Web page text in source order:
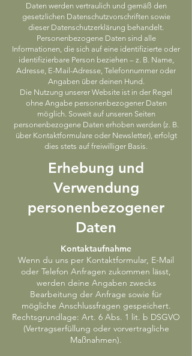
Daten werden vertraulich und gemäß den
gesetzlichen Datenschutzvorschriften sowie
dieser Datenschutzerklärung behandelt.
Personenbezogene Daten sind alle
Informationen, die sich auf eine identifizierte oder
identifizierbare Person beziehen – z. B. Name,
Adresse, E-Mail-Adresse, Telefonnummer oder
Angaben über deinen Hund.
Die Nutzung unserer Website ist in der Regel
ohne Angabe personenbezogener Daten
möglich. Soweit auf unseren Seiten
personenbezogene Daten erhoben werden (z. B.
über Kontaktformulare oder Newsletter), erfolgt
dies stets auf freiwilliger Basis.
Erhebung und
Verwendung
personenbezogener
Daten
Kontaktaufnahme
Wenn du uns per Kontaktformular, E-Mail
oder Telefon Anfragen zukommen lässt,
werden deine Angaben zwecks
Bearbeitung der Anfrage sowie für
mögliche Anschlussfragen gespeichert.
Rechtsgrundlage: Art. 6 Abs. 1 lit. b DSGVO
(Vertragserfüllung oder vorvertragliche
Maßnahmen).